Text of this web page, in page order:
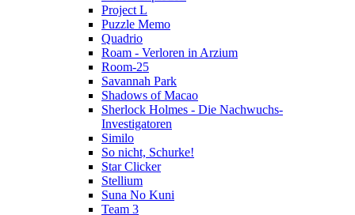
Project L
Puzzle Memo
Quadrio
Roam - Verloren in Arzium
Room-25
Savannah Park
Shadows of Macao
Sherlock Holmes - Die Nachwuchs-
Investigatoren
Similo
So nicht, Schurke!
Star Clicker
Stellium
Suna No Kuni
Team 3